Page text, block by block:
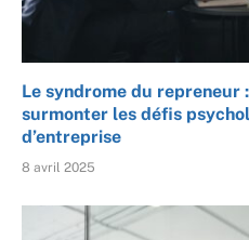
Le syndrome du repreneur
surmonter les défis
d’entreprise
8 avril 2025